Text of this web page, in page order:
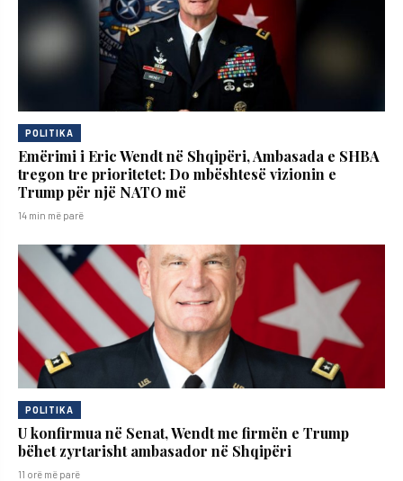
POLITIKA
Emërimi i Eric Wendt në Shqipëri, Ambasada e SHBA
tregon tre prioritetet: Do mbështesë vizionin e
Trump për një NATO më
14 min më parë
POLITIKA
U konfirmua në Senat, Wendt me firmën e Trump
bëhet zyrtarisht ambasador në Shqipëri
11 orë më parë